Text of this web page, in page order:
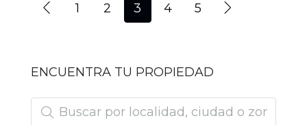
1 2 3 4 5
ENCUENTRA TU PROPIEDAD